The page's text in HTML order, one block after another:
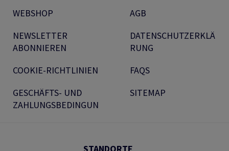
WEBSHOP
NEWSLETTER
ABONNIEREN
COOKIE-RICHTLINIEN
GESCHÄFTS- UND
ZAHLUNGSBEDINGUN
AGB
DATENSCHUTZERKLÄ
RUNG
FAQS
SITEMAP